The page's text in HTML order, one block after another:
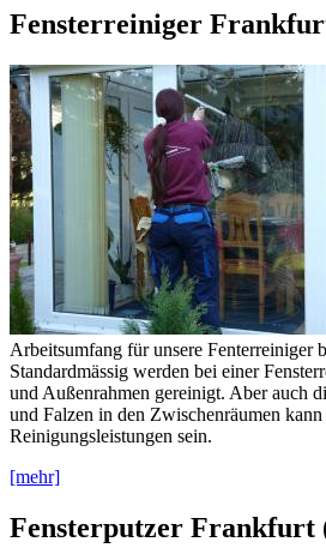
Fensterreiniger
Arbeitsumfang für unsere Fenterreiniger
Standardmässig werden bei einer
und Außenrahmen gereinigt. Aber auch
und Falzen in den Zwischenräumen
Reinigungsleistungen sein.
[mehr]
Fensterputzer Frankfurt